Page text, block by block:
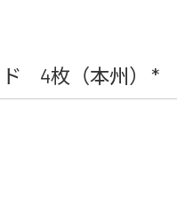
4枚（本州） *